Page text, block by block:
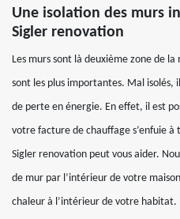
Une isolation des murs
Sigler renovation
Les murs sont là deuxième zone de
sont les plus importantes. Mal isolés,
de perte en énergie. En effet, il est
votre facture de chauffage s’enfuie à
Sigler renovation peut vous aider.
de mur par l’intérieur de votre
chaleur à l’intérieur de votre habitat.